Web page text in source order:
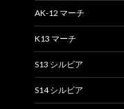
AK-12 マーチ
K13 マーチ
S13 シルビア
S14 シルビア